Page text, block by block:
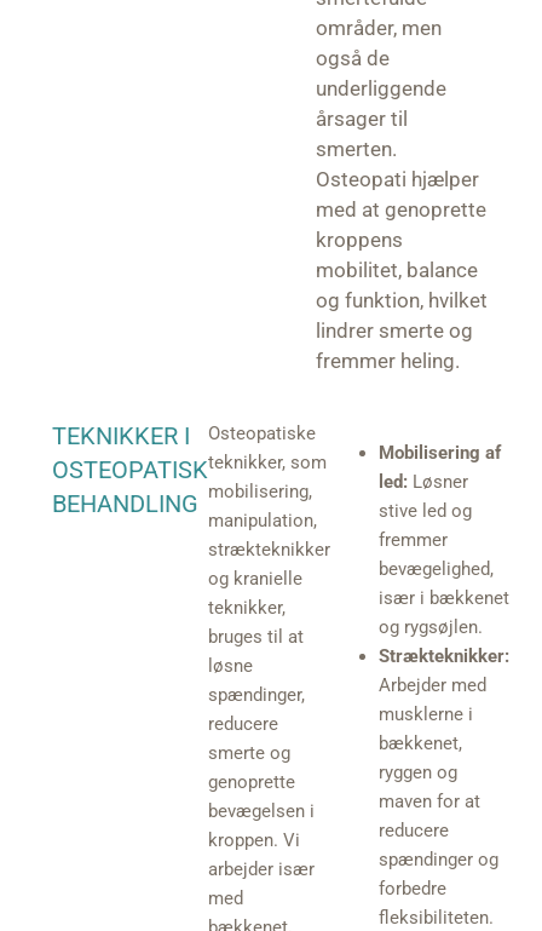
områder, men
også de
underliggende
årsager til
smerten.
Osteopati hjælper
med at genoprette
kroppens
mobilitet, balance
og funktion, hvilket
lindrer smerte og
fremmer heling.
TEKNIKKER I
OSTEOPATISK
BEHANDLING
Osteopatiske
teknikker, som
mobilisering,
manipulation,
strækteknikker
og kranielle
teknikker,
bruges til at
løsne
spændinger,
reducere
smerte og
genoprette
bevægelsen i
kroppen. Vi
arbejder især
med
Mobilisering af
led: Løsner
stive led og
fremmer
bevægelighed,
især i bækkenet
og rygsøjlen.
Strækteknikker:
Arbejder med
musklerne i
bækkenet,
ryggen og
maven for at
reducere
spændinger og
forbedre
fleksibiliteten.